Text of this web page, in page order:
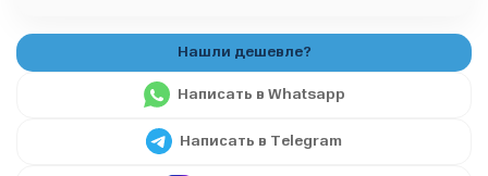
Написать в Whatsapp
Написать в Telegram